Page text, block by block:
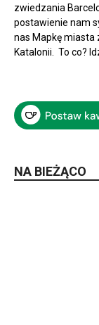
zwiedzania
postawienie nam
nas Mapkę miasta
Katalonii. To co?
NA BIEŻĄCO